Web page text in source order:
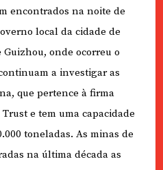
encontrados na noite de
local da cidade de
onde ocorreu o
a investigar as
que pertence à firma
e tem uma capacidade
toneladas. As minas de
na última década as